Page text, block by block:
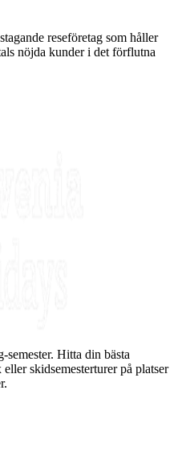
reseföretag som håller
nöjda kunder i det förflutna
Hitta din bästa
skidsemesterturer på platser